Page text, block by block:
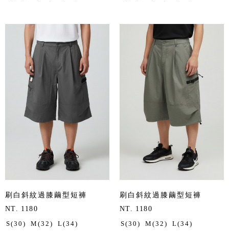
刷白斜紋過膝繭型短褲
NT. 1180
S(30) M(32)
L(34)
刷白斜紋過膝繭型短褲
NT. 1180
S(30) M(32)
L(34)